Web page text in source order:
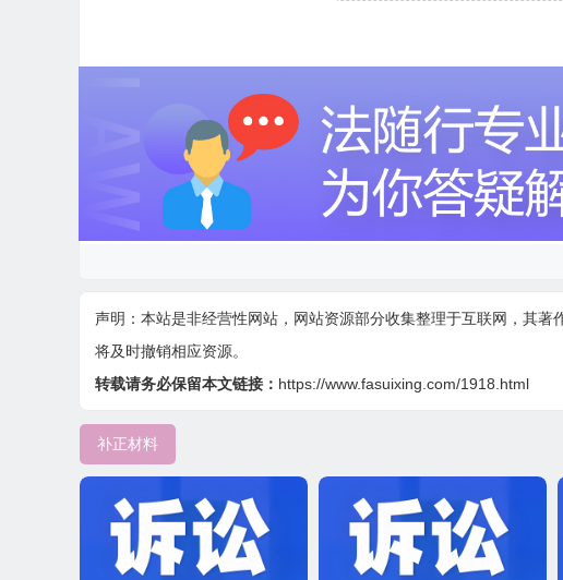
声明：本站是非经营性网站，网站资源部分收集整理于互联网，其
将及时撤销相应资源。
转载请务必保留本文链接： https://www.fasuixing.com/1918.html
补正材料